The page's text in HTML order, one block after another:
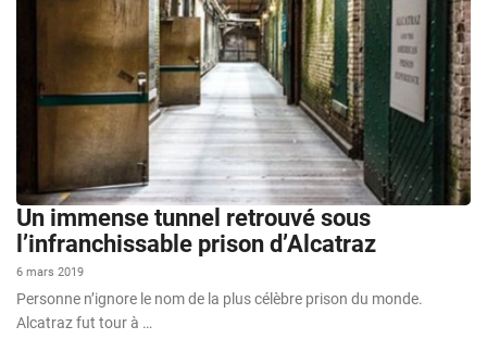
Un immense tunnel retrouvé sous
l’infranchissable prison d’Alcatraz
6 mars 2019
Personne n’ignore le nom de la plus célèbre prison du monde.
Alcatraz fut tour à …